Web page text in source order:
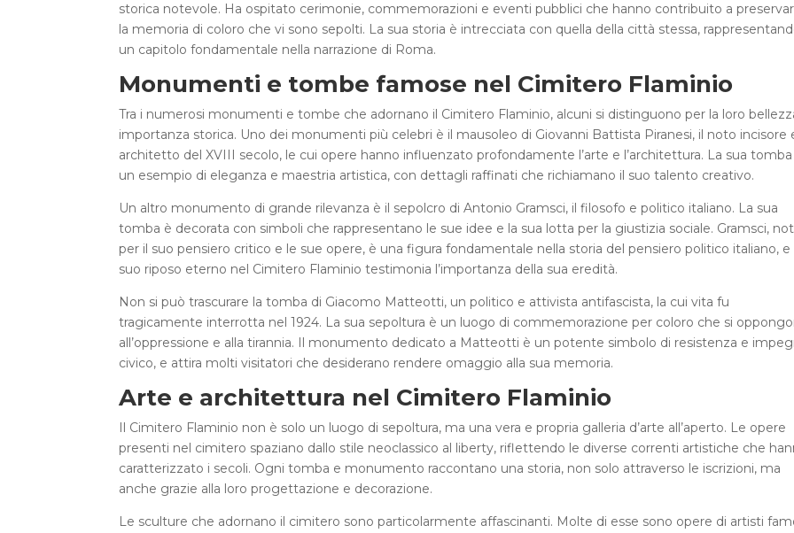
storica notevole. Ha ospitato cerimonie, commemorazioni e eventi pubblici che hanno contribuito a
la memoria di coloro che vi sono sepolti. La sua storia è intrecciata con quella della città stessa,
un capitolo fondamentale nella narrazione di Roma.
Monumenti e tombe famose nel Cimitero Flaminio
Tra i numerosi monumenti e tombe che adornano il Cimitero Flaminio, alcuni si distinguono per la loro
importanza storica. Uno dei monumenti più celebri è il mausoleo di Giovanni Battista Piranesi, il noto incisore
architetto del XVIII secolo, le cui opere hanno influenzato profondamente l’arte e l’architettura. La sua tomba
un esempio di eleganza e maestria artistica, con dettagli raffinati che richiamano il suo talento creativo.
Un altro monumento di grande rilevanza è il sepolcro di Antonio Gramsci, il filosofo e politico italiano. La sua
tomba è decorata con simboli che rappresentano le sue idee e la sua lotta per la giustizia sociale. Gramsci,
per il suo pensiero critico e le sue opere, è una figura fondamentale nella storia del pensiero politico italiano, e
suo riposo eterno nel Cimitero Flaminio testimonia l’importanza della sua eredità.
Non si può trascurare la tomba di Giacomo Matteotti, un politico e attivista antifascista, la cui vita fu
tragicamente interrotta nel 1924. La sua sepoltura è un luogo di commemorazione per coloro che si
all’oppressione e alla tirannia. Il monumento dedicato a Matteotti è un potente simbolo di resistenza e
civico, e attira molti visitatori che desiderano rendere omaggio alla sua memoria.
Arte e architettura nel Cimitero Flaminio
Il Cimitero Flaminio non è solo un luogo di sepoltura, ma una vera e propria galleria d’arte all’aperto. Le opere
presenti nel cimitero spaziano dallo stile neoclassico al liberty, riflettendo le diverse correnti artistiche che
caratterizzato i secoli. Ogni tomba e monumento raccontano una storia, non solo attraverso le iscrizioni, ma
anche grazie alla loro progettazione e decorazione.
Le sculture che adornano il cimitero sono particolarmente affascinanti. Molte di esse sono opere di artisti